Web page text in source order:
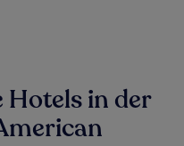
Hotels in der